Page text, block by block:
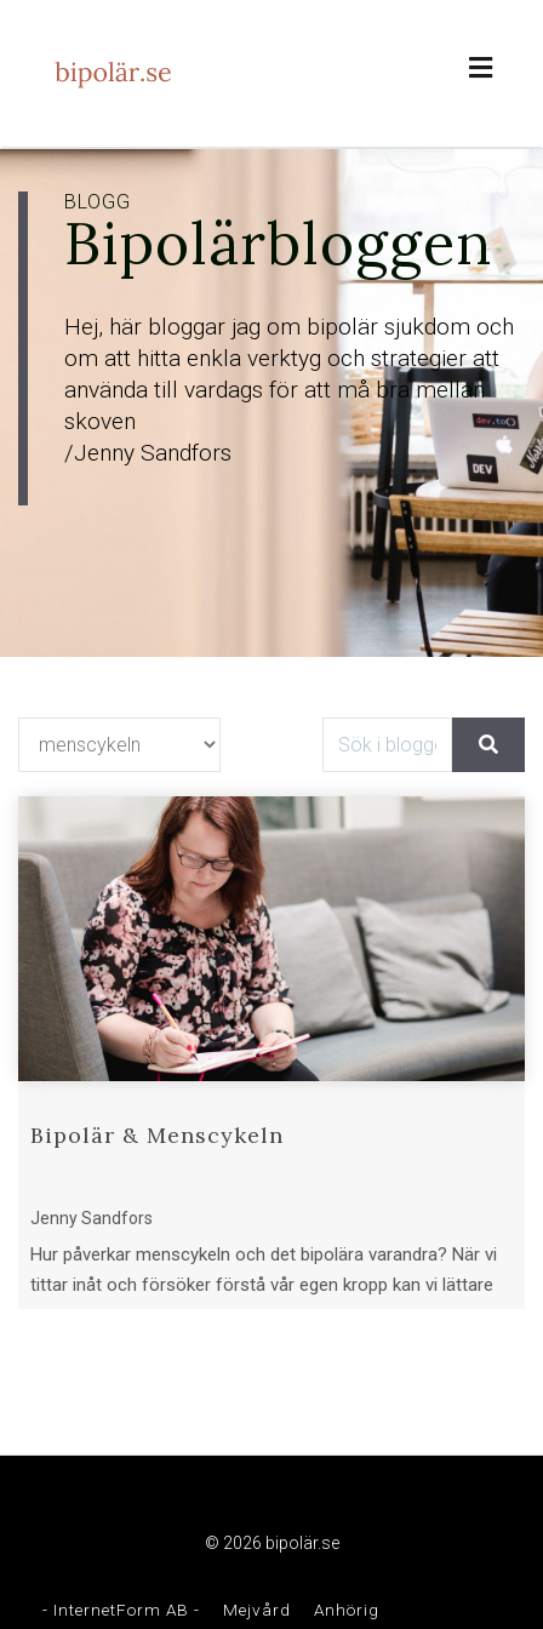
BLOGG
Bipolärbloggen
Hej, här bloggar jag om bipolär sjukdom och
om att hitta enkla verktyg och strategier att
använda till vardags för att må bra mellan
skoven
/Jenny Sandfors
Bipolär & Menscykeln
Jenny Sandfors
Hur påverkar menscykeln och det bipolära varandra? När vi
tittar inåt och försöker förstå vår egen kropp kan vi lättare
© 2026 bipolär.se
- InternetForm AB - Mejvård Anhörig